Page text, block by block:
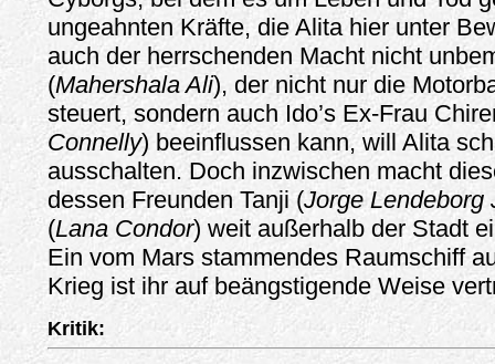
ungeahnten Kräfte, die Alita hier unter
auch der herrschenden Macht nicht
(Mahershala Ali), der nicht nur die
steuert, sondern auch Ido’s Ex-Frau
Connelly) beeinflussen kann, will Alita
ausschalten. Doch inzwischen macht
dessen Freunden Tanji (Jorge Lendeborg
(Lana Condor) weit außerhalb der Stadt
Ein vom Mars stammendes Raumschiff
Krieg ist ihr auf beängstigende Weise
Kritik: